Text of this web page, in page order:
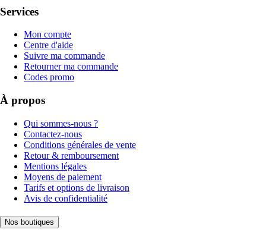
Services
Mon compte
Centre d'aide
Suivre ma commande
Retourner ma commande
Codes promo
À propos
Qui sommes-nous ?
Contactez-nous
Conditions générales de vente
Retour & remboursement
Mentions légales
Moyens de paiement
Tarifs et options de livraison
Avis de confidentialité
Nos boutiques